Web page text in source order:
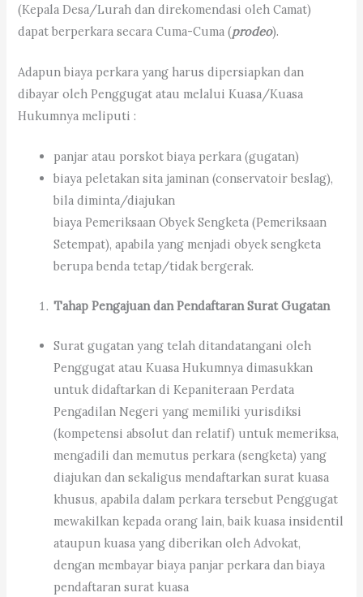
(Kepala Desa/Lurah dan direkomendasi oleh Camat)
dapat berperkara secara Cuma-Cuma (prodeo).
Adapun biaya perkara yang harus dipersiapkan dan
dibayar oleh Penggugat atau melalui Kuasa/Kuasa
Hukumnya meliputi :
panjar atau porskot biaya perkara (gugatan)
biaya peletakan sita jaminan (conservatoir beslag),
bila diminta/diajukan
biaya Pemeriksaan Obyek Sengketa (Pemeriksaan
Setempat), apabila yang menjadi obyek sengketa
berupa benda tetap/tidak bergerak.
Tahap Pengajuan dan Pendaftaran Surat Gugatan
Surat gugatan yang telah ditandatangani oleh
Penggugat atau Kuasa Hukumnya dimasukkan
untuk didaftarkan di Kepaniteraan Perdata
Pengadilan Negeri yang memiliki yurisdiksi
(kompetensi absolut dan relatif) untuk memeriksa,
mengadili dan memutus perkara (sengketa) yang
diajukan dan sekaligus mendaftarkan surat kuasa
khusus, apabila dalam perkara tersebut Penggugat
mewakilkan kepada orang lain, baik kuasa insidentil
ataupun kuasa yang diberikan oleh Advokat,
dengan membayar biaya panjar perkara dan biaya
pendaftaran surat kuasa